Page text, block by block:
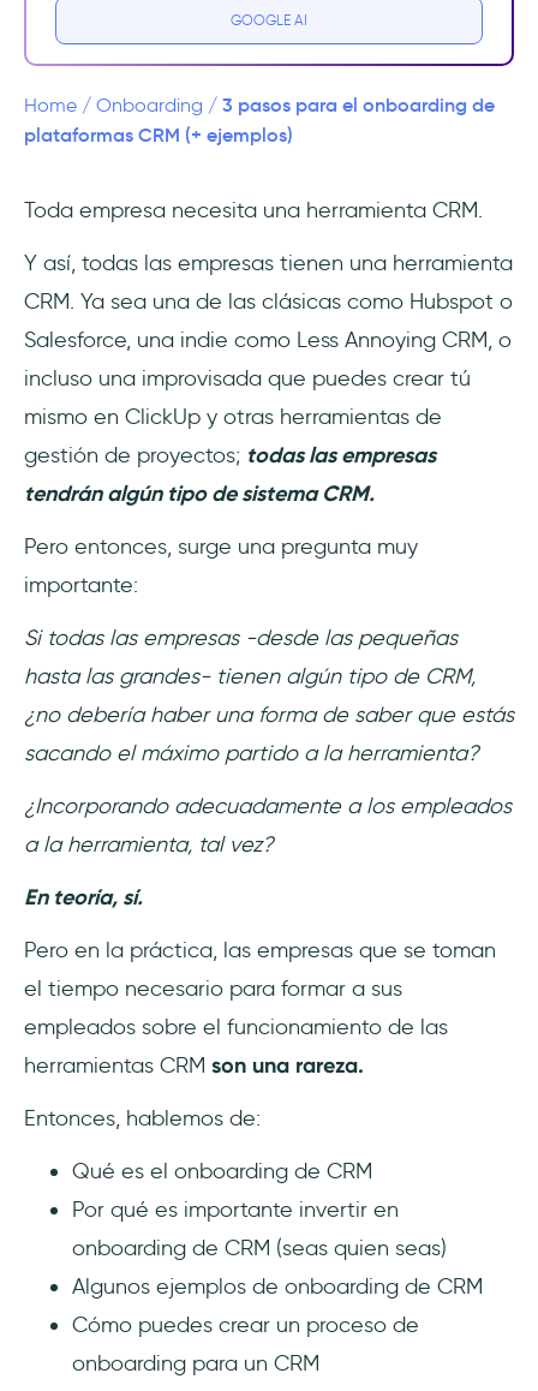
¿Estás creando un proceso de onboarding
para tu propio equipo?
👉 Prueba UserGuiding GRATIS 👈
1- HubSpot
2- monday.com
3 pasos para crear el proceso de onboarding
Paso 1: Crear una guía
Paso 2: Editar y diseñar la guía
Paso 3: Configurar y publicar la guía
👉 Prueba UserGuiding GRATIS 👈
Conclusión
Preguntas Frecuentes
¿Qué CRM tiene el mejor onboarding?
onboarding de CRM?
GOOGLE AI
Home / Onboarding / 3 pasos para el onboarding de
plataformas CRM (+ ejemplos)
Toda empresa necesita una herramienta CRM.
Y así, todas las empresas tienen una herramienta
CRM. Ya sea una de las clásicas como Hubspot o
Salesforce, una indie como Less Annoying CRM, o
incluso una improvisada que puedes crear tú
mismo en ClickUp y otras herramientas de
gestión de proyectos; todas las empresas
tendrán algún tipo de sistema CRM.
Pero entonces, surge una pregunta muy
importante:
Si todas las empresas -desde las pequeñas
hasta las grandes- tienen algún tipo de CRM,
¿no debería haber una forma de saber que estás
sacando el máximo partido a la herramienta?
¿Incorporando adecuadamente a los empleados
a la herramienta, tal vez?
En teoría, sí.
Pero en la práctica, las empresas que se toman
el tiempo necesario para formar a sus
empleados sobre el funcionamiento de las
herramientas CRM son una rareza.
Entonces, hablemos de:
Qué es el onboarding de CRM
Por qué es importante invertir en
onboarding de CRM (seas quien seas)
Algunos ejemplos de onboarding de CRM
Cómo puedes crear un proceso de
onboarding para un CRM